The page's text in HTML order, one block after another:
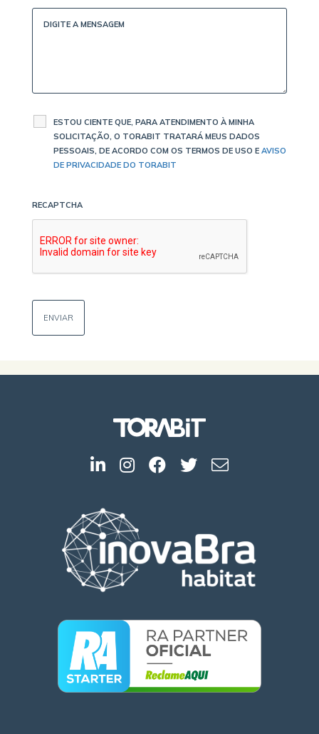
ESTOU CIENTE QUE, PARA ATENDIMENTO À MINHA
SOLICITAÇÃO, O TORABIT TRATARÁ MEUS DADOS
PESSOAIS, DE ACORDO COM OS TERMOS DE USO E AVISO
DE PRIVACIDADE DO TORABIT
RECAPTCHA